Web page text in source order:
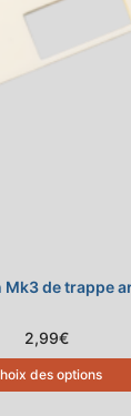
de trappe
2,99€
des options